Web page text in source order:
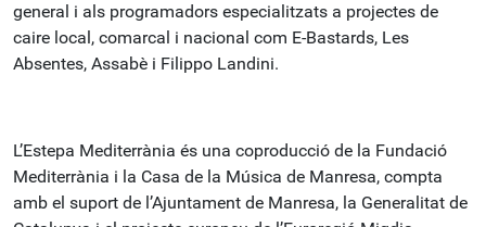
general i als programadors especialitzats a projectes de
caire local, comarcal i nacional com E-Bastards, Les
Absentes, Assabè i Filippo Landini.
L’Estepa Mediterrània és una coproducció de la Fundació
Mediterrània i la Casa de la Música de Manresa, compta
amb el suport de l’Ajuntament de Manresa, la Generalitat de